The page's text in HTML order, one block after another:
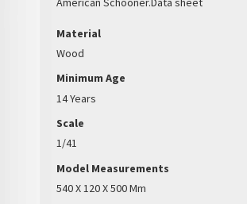
Material
Wood
Minimum Age
14 Years
Scale
1/41
Model Measurements
540 X 120 X 500 Mm